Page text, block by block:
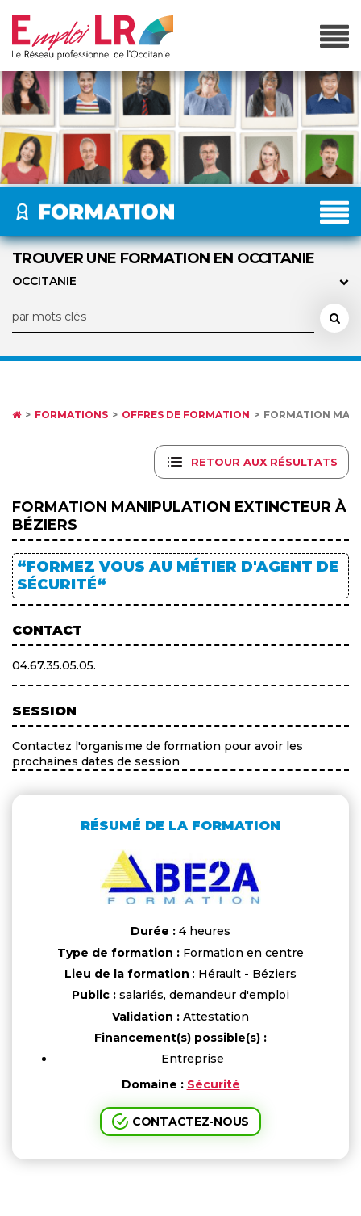
TROUVER UNE FORMATION EN OCCITANIE
FORMATIONS OFFRES DE FORMATION FORMATION
RETOUR AUX RÉSULTATS
FORMATION MANIPULATION EXTINCTEUR À
BÉZIERS
“FORMEZ VOUS AU MÉTIER D'AGENT DE
SÉCURITÉ“
CONTACT
04.67.35.05.05.
SESSION
Contactez l'organisme de formation pour avoir les
prochaines dates de session
RÉSUMÉ DE LA FORMATION
Durée : 4 heures
Type de formation : Formation en centre
Lieu de la formation : Hérault - Béziers
Public : salariés, demandeur d'emploi
Validation : Attestation
Financement(s) possible(s) :
Entreprise
Domaine : Sécurité
CONTACTEZ-NOUS